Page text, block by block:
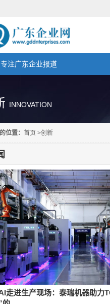
专注广东企业报道
INNOVATION
位置： 首页 >创新
走进生产现场：泰瑞机器助力